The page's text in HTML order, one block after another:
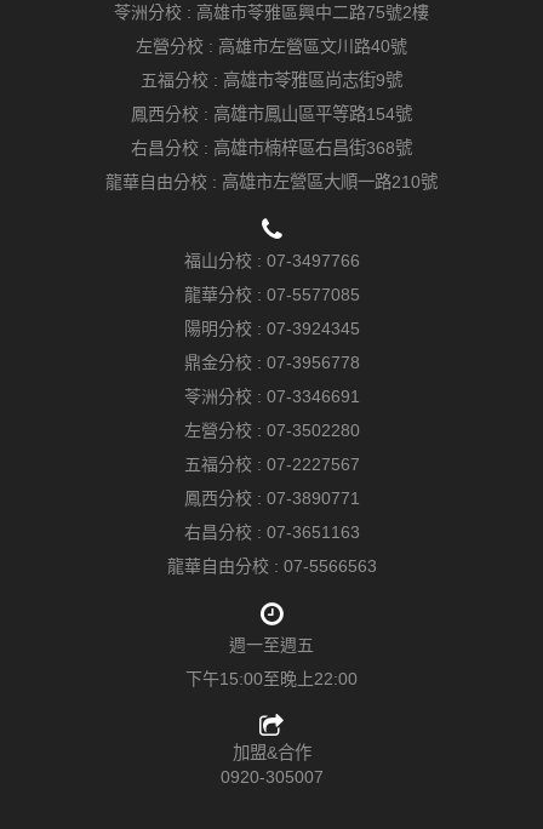
苓洲分校 : 高雄市苓雅區興中二路75號2樓
左營分校 : 高雄市左營區文川路40號
五福分校 : 高雄市苓雅區尚志街9號
鳳西分校 : 高雄市鳳山區平等路154號
右昌分校 : 高雄市楠梓區右昌街368號
龍華自由分校 : 高雄市左營區大順一路210號
福山分校 : 07-3497766
龍華分校 : 07-5577085
陽明分校 : 07-3924345
鼎金分校 : 07-3956778
苓洲分校 : 07-3346691
左營分校 : 07-3502280
五福分校 : 07-2227567
鳳西分校 : 07-3890771
右昌分校 : 07-3651163
龍華自由分校 : 07-5566563
週一至週五
下午15:00至晚上22:00
加盟&合作
0920-305007